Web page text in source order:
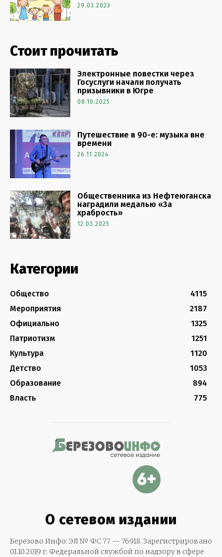
29.03.2023
Стоит прочитать
Электронные повестки через
Госуслуги начали получать
призывники в Югре
08.10.2025
Путешествие в 90-е: музыка вне
времени
26.11.2024
Общественника из Нефтеюганска
наградили медалью «За
храбрость»
12.03.2025
Категории
Общество
4115
Мероприятия
2187
Официально
1325
Патриотизм
1251
Культура
1120
Детство
1053
Образование
894
Власть
775
О сетевом издании
Березово Инфо: ЭЛ № ФС 77 — 76918. Зарегистрировано
01.10.2019 г. Федеральной службой по надзору в сфере